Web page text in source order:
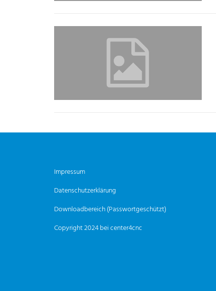
Impressum
Datenschutzerklärung
Downloadbereich (Passwortgeschützt)
Copyright 2024 bei center4cnc